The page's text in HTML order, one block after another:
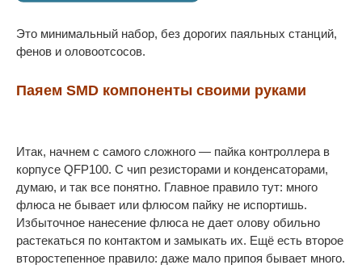
Это минимальный набор, без дорогих паяльных станций,
фенов и оловоотсосов.
Паяем SMD компоненты своими руками
Итак, начнем с самого сложного — пайка контроллера в
корпусе QFP100. С чип резисторами и конденсаторами,
думаю, и так все понятно. Главное правило тут: много
флюса не бывает или флюсом пайку не испортишь.
Избыточное нанесение флюса не дает олову обильно
растекаться по контактом и замыкать их. Ещё есть второе
второстепенное правило: даже мало припоя бывает много.